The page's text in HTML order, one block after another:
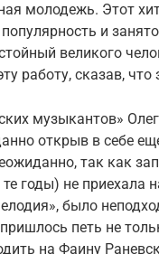
молодежь. Этот
и
великого
работу, сказав,
музыкантов»
открыв в себе
так как
годы) не приехала
было
петь не
на Фаину